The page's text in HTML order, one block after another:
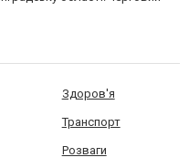
Здоров'я
Транспорт
Розваги